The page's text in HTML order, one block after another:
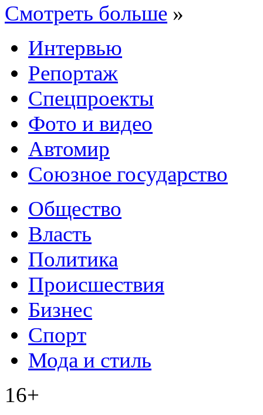
Смотреть больше »
Интервью
Репортаж
Спецпроекты
Фото и видео
Автомир
Союзное государство
Общество
Власть
Политика
Происшествия
Бизнес
Спорт
Мода и стиль
16+